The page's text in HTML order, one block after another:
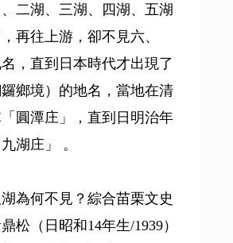
二湖、三湖、四湖、五湖
再往上游，卻不見六、
，直到日本時代才出現了
鄉境）的地名，當地在清
圓潭庄」，直到日明治年
湖庄」 。
為何不見？綜合苗栗文史
松（日昭和14年生/1939）